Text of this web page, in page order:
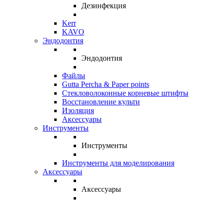
Дезинфекция
Kerr
KAVO
Эндодонтия
Эндодонтия
Файлы
Gutta Percha & Paper points
Стекловолоконные корневые штифты
Восстановление культи
Изоляция
Аксессуары
Инструменты
Инструменты
Инструменты для моделирования
Аксессуары
Аксессуары